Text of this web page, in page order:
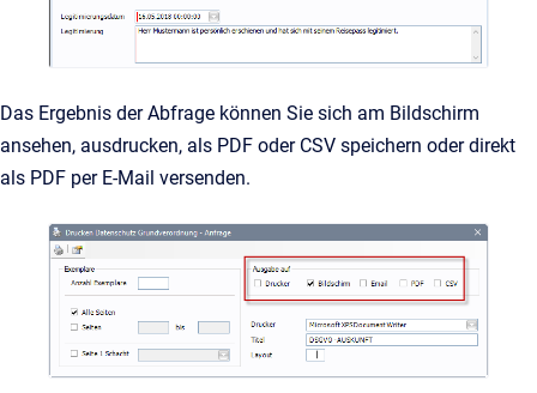
Das Ergebnis der Abfrage können Sie sich am Bildschirm
ansehen, ausdrucken, als PDF oder CSV speichern oder direkt
als PDF per E-Mail versenden.